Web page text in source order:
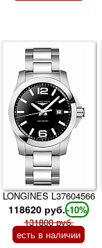
LONGINES L37604566
118620 руб.-10%
131800 руб.
есть в наличии